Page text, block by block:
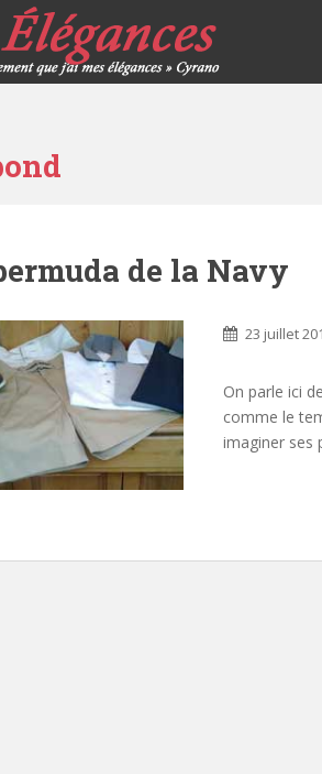
de la Navy
23 juillet
On parle ici
comme le
imaginer ses